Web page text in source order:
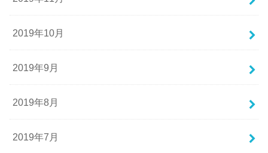
2019年10月
2019年9月
2019年8月
2019年7月